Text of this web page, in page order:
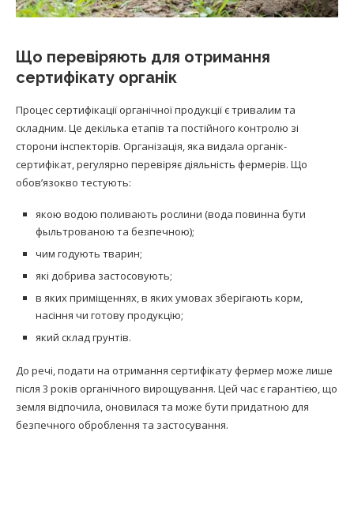
Що перевіряють для отримання
сертифікату органік
Процес сертифікації органічної продукції є тривалим та
складним. Це декілька етапів та постійного контролю зі
сторони інспекторів. Організація, яка видала органік-
сертифікат, регулярно перевіряє діяльність фермерів. Що
обов’язокво тестують:
якою водою поливають рослини (вода повинна бути
фыльтрованою та безпечною);
чим годують тварин;
які добрива застосовують;
в яких приміщеннях, в яких умовах зберігають корм,
насіння чи готову продукцію;
який склад грунтів.
До речі, подати на отримання сертифікату фермер може лише
після 3 років органічного вирощування. Цей час є гарантією, що
земля відпочила, оновилася та може бути придатною для
безпечного оброблення та застосування.